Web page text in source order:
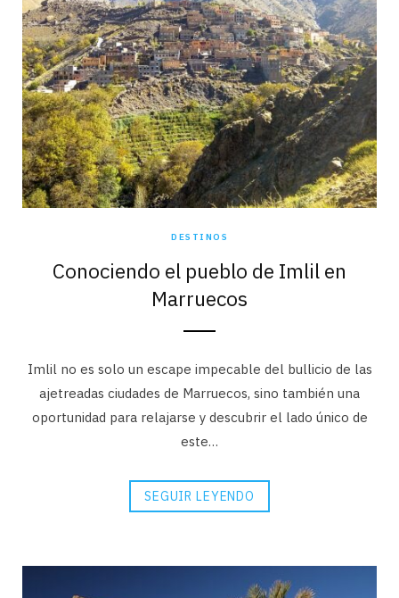
DESTINOS
Conociendo el pueblo de Imlil en
Marruecos
Imlil no es solo un escape impecable del bullicio de las
ajetreadas ciudades de Marruecos, sino también una
oportunidad para relajarse y descubrir el lado único de
este…
SEGUIR LEYENDO